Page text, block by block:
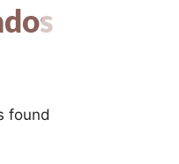
found